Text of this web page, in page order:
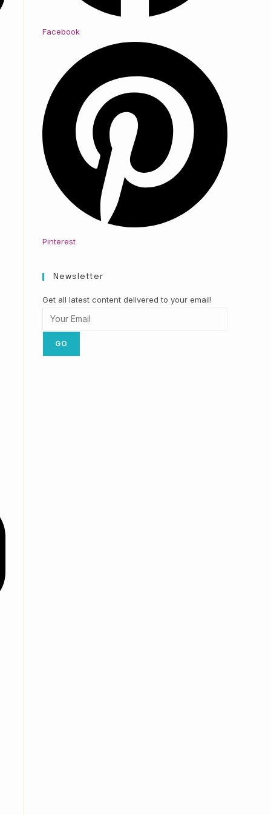
Facebook
Pinterest
Newsletter
Get all latest content delivered to your email!
GO